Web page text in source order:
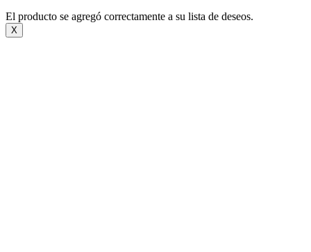
El producto se agregó correctamente a su lista de deseos.
X